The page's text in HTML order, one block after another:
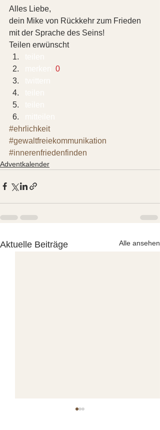
Alles Liebe,
dein Mike von Rückkehr zum Frieden
mit der Sprache des Seins!
Teilen erwünscht
0
#ehrlichkeit
#gewaltfreiekommunikation
#innerenfriedenfinden
Adventkalender
Aktuelle Beiträge Alle ansehen